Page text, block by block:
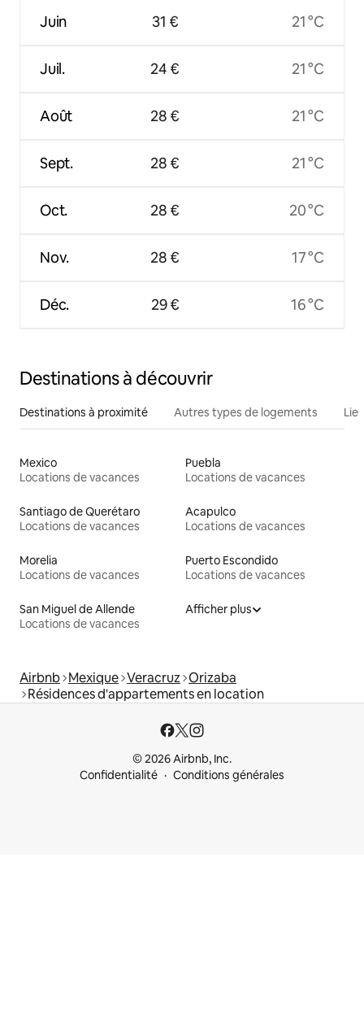
Juin
Juil.
Août
Sept.
Oct.
Nov.
Déc.
31 €
24 €
28 €
28 €
28 €
28 €
29 €
21 °C
21 °C
21 °C
21 °C
20 °C
17 °C
16 °C
Destinations à découvrir
Destinations à proximité Autres types de logements
Mexico
Locations de vacances
Puebla
Locations de vacances
Santiago de Querétaro
Locations de vacances
Acapulco
Locations de vacances
Morelia
Locations de vacances
Puerto Escondido
Locations de vacances
San Miguel de Allende
Locations de vacances
Afficher plus
Airbnb Mexique Veracruz Orizaba
Résidences d'appartements en location
© 2026 Airbnb, Inc.
Confidentialité
Conditions générales